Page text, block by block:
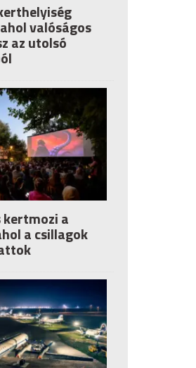
valóságos
az utolsó
a
a csillagok